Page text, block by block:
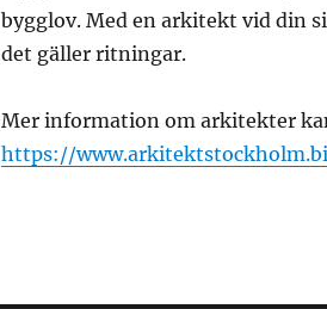
bygglov. Med en arkitekt vid din
det gäller ritningar.
Mer information om arkitekter
https://